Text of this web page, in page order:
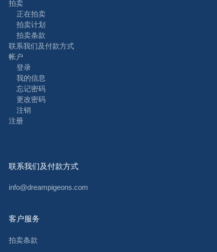
拍卖
正在拍卖
拍卖计划
拍卖条款
联系我们及付款方式
帐户
登录
我的信息
忘记密码
更改密码
注销
注册
联系我们及付款方式
info@dreampigeons.com
客户服务
拍卖条款